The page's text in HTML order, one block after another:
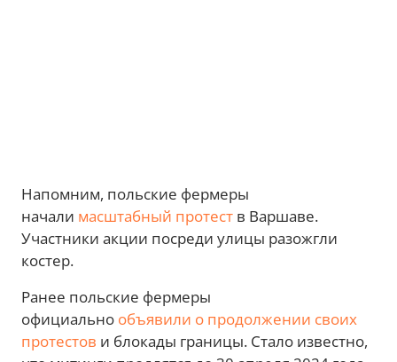
Напомним, польские фермеры
начали масштабный протест в Варшаве.
Участники акции посреди улицы разожгли
костер.
Ранее польские фермеры
официально объявили о продолжении своих
протестов и блокады границы. Стало известно,